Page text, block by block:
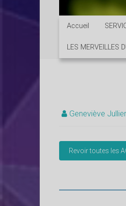
Accueil
LES MERVEILLES
Geneviève